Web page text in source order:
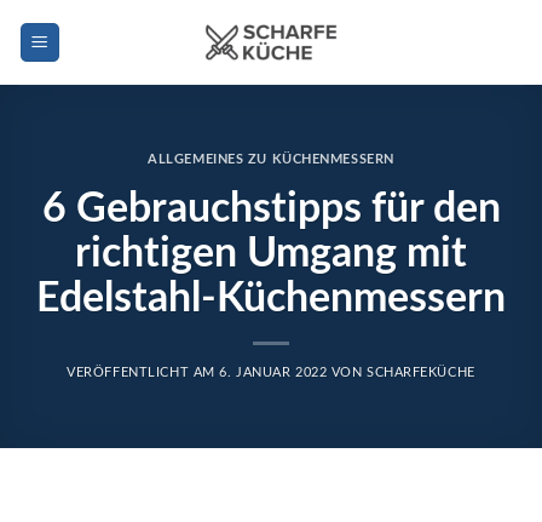
Inhalt
ALLGEMEINES ZU KÜCHENMESSERN
6 Gebrauchstipps für den
richtigen Umgang mit
Edelstahl-Küchenmessern
VERÖFFENTLICHT AM6. JANUAR 2022 VON SCHARFEKÜCHE